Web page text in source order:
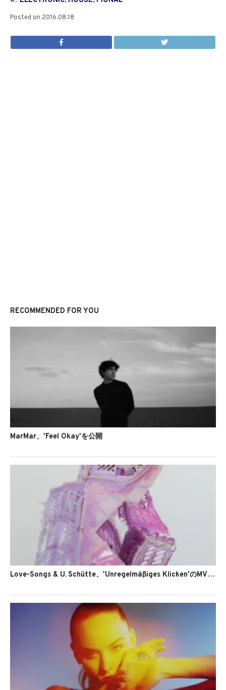
Posted on 2016.08.18
RECOMMENDED FOR YOU
MarMar、'Feel Okay'を公開
Love-Songs & U. Schütte、'Unregelmäßiges Klicken'のMVを公開